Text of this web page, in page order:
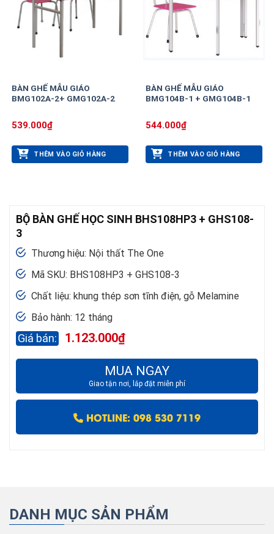
BÀN GHẾ MẪU GIÁO
BMG102A-2+ GMG102A-2
539.000₫
THÊM VÀO GIỎ HÀNG
BÀN GHẾ MẪU GIÁO
BMG104B-1 + GMG104B-1
544.000₫
THÊM VÀO GIỎ HÀNG
BỘ BÀN GHẾ HỌC SINH BHS108HP3 + GHS108-
3
Thương hiệu: Nội thất The One
Mã SKU: BHS108HP3 + GHS108-3
Chất liệu: khung thép sơn tĩnh điện, gỗ Melamine
Bảo hành: 12 tháng
1.123.000₫
MUA NGAY
Giao tận nơi, lắp đặt miễn phí
HOTLINE: 098 530 7119
DANH MỤC SẢN PHẨM